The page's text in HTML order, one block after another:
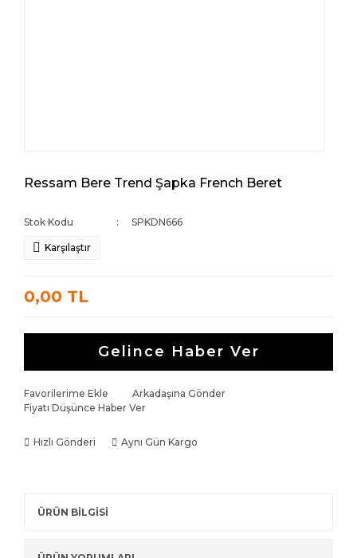
Ressam Bere Trend Şapka French Beret
Stok Kodu SPKDN666
Karşılaştır
0,00 TL
Gelince Haber Ver
Favorilerime Ekle
Arkadaşına Gönder
Fiyatı Düşünce Haber Ver
Hızlı Gönderi Aynı Gün Kargo
ÜRÜN BİLGİSİ